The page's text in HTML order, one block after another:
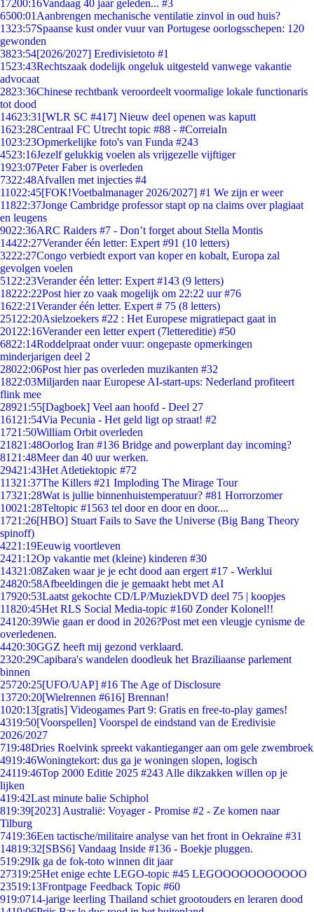
17200:16Vandaag 40 jaar geleden... #3
6500:01 Aanbrengen mechanische ventilatie zinvol in oud huis?
1323:57Spaanse kust onder vuur van Portugese oorlogsschepen: 120
gewonden
3823:54[2026/2027] Eredivisietoto #1
1523:43Rechtszaak dodelijk ongeluk uitgesteld vanwege vakantie
advocaat
2823:36Chinese rechtbank veroordeelt voormalige lokale functionaris
tot dood
14623:31 [WLR SC #417] Nieuw deel openen was kaputt
1623:28Centraal FC Utrecht topic #88 - #CorreiaIn
1023:23Opmerkelijke foto's van Funda #243
4523:16Jezelf gelukkig voelen als vrijgezelle vijftiger
1923:07Peter Faber is overleden
7322:48Afvallen met injecties #4
11022:45[FOK!Voetbalmanager 2026/2027] #1 We zijn er weer
11822:37Jonge Cambridge professor stapt op na claims over plagiaat
en leugens
9022:36ARC Raiders #7 - Don’t forget about Stella Montis
14422:27Verander één letter: Expert #91 (10 letters)
3222:27Congo verbiedt export van koper en kobalt, Europa zal
gevolgen voelen
51 22:23Verander één letter: Expert #143 (9 letters)
18222:22Post hier zo vaak mogelijk om 22:22 uur #76
1622:21Verander één letter. Expert # 75 (8 letters)
251 22:20Asielzoekers #22 : Het Europese migratiepact gaat in
201 22:16Verander een letter expert (7lettereditie) #50
6822:14Roddelpraat onder vuur: ongepaste opmerkingen
minderjarigen deel 2
28022:06Post hier pas overleden muzikanten #32
1822:03Miljarden naar Europese AI-start-ups: Nederland profiteert
flink mee
28921:55[Dagboek] Veel aan hoofd - Deel 27
161 21:54Via Pecunia - Het geld ligt op straat! #2
1721:50William Orbit overleden
21821:48Oorlog Iran #136 Bridge and powerplant day incoming?
81 21:48Meer dan 40 uur werken.
29421:43Het Atletiektopic #72
11321:37The Killers #21 Imploding The Mirage Tour
17321:28Wat is jullie binnenhuistemperatuur? #81 Horrorzomer
10021:28Teltopic #1563 tel door en door en door....
1721:26[HBO] Stuart Fails to Save the Universe (Big Bang Theory
spinoff)
4221:19Eeuwig voortleven
2421:12Op vakantie met (kleine) kinderen #30
14321:08Zaken waar je je echt dood aan ergert #17 - Werklui
24820:58Afbeeldingen die je gemaakt hebt met AI
17920:53Laatst gekochte CD/LP/MuziekDVD deel 75 | koopjes
11820:45Het RLS Social Media-topic #160 Zonder Kolonel!!
241 20:39Wie gaan er dood in 2026?Post met een vleugje cynisme de
overledenen.
4420:30GGZ heeft mij gezond verklaard.
2320:29Capibara's wandelen doodleuk het Braziliaanse parlement
binnen
25720:25[UFO/UAP] #16 The Age of Disclosure
13720:20[Wielrennen #616] Brennan!
1020:13[gratis] Videogames Part 9: Gratis en free-to-play games!
4319:50[Voorspellen] Voorspel de eindstand van de Eredivisie
2026/2027
719:48Dries Roelvink spreekt vakantieganger aan om gele zwembroek
4919:46Woningtekort: dus ga je woningen slopen, logisch
24119:46Top 2000 Editie 2025 #243 Alle dikzakken willen op je
lijken
419:42Last minute balie Schiphol
819:39[2023] Australië: Voyager - Promise #2 - Ze komen naar
Tilburg
7419:36Een tactische/militaire analyse van het front in Oekraïne #31
14819:32[SBS6] Vandaag Inside #136 - Boekje pluggen.
519:29Ik ga de fok-toto winnen dit jaar
27319:25Het enige echte LEGO-topic #45 LEGOOOOOOOOOOO
23519:13Frontpage Feedback Topic #60
919:0714-jarige leerling Thailand schiet grootouders en leraren dood